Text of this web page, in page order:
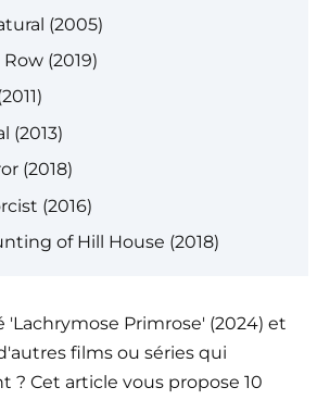
(2005)
(2019)
(2013)
(2018)
(2016)
of Hill House (2018)
'Lachrymose Primrose' (2024) et
films ou séries qui
? Cet article vous propose 10